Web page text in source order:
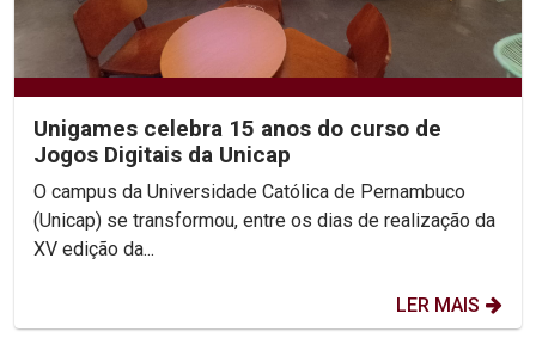
Unigames celebra 15 anos do curso de
Jogos Digitais da Unicap
O campus da Universidade Católica de Pernambuco
(Unicap) se transformou, entre os dias de realização da
XV edição da...
LER MAIS